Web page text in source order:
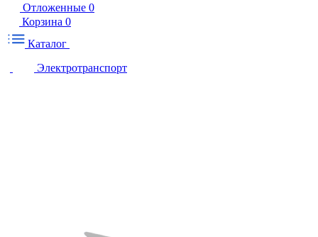
Отложенные 0
Корзина 0
Каталог
Электротранспорт